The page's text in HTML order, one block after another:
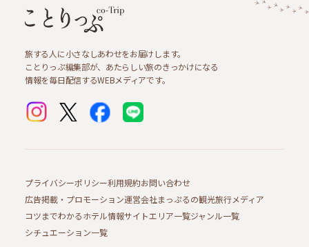
旅する人に小さなしあわせをお届けします。
ことりっぷ編集部が、あたらしい旅のきっかけになる
情報を毎日配信するWEBメディアです。
プライバシーポリシー利用規約お問い合わせ
広告掲載・プロモーション運営会社まっぷるの観光旅行メディア
コツまでわかるホテル情報サイトエリア一覧ジャンル一覧
シチュエーション一覧